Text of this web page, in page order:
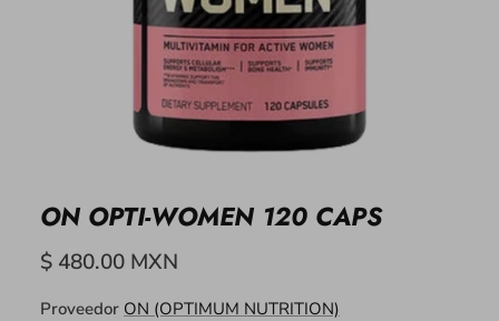
ON OPTI-WOMEN 120 CAPS
$ 480.00 MXN
Proveedor ON (OPTIMUM NUTRITION)